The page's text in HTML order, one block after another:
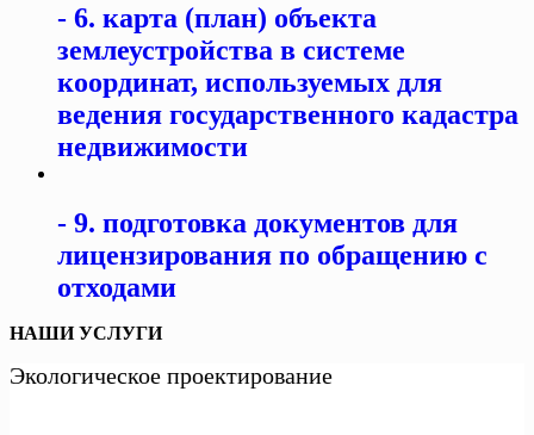
6. карта (план) объекта
землеустройства в системе
координат, используемых для
ведения государственного кадастра
недвижимости
9. подготовка документов для
лицензирования по обращению с
отходами
НАШИ УСЛУГИ
Экологическое проектирование